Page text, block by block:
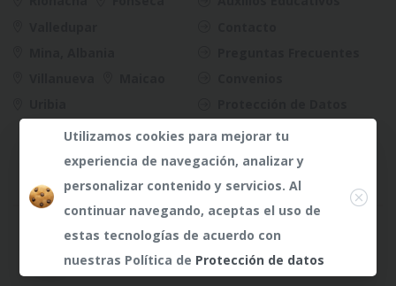
Riesgos
¿Dudas?Any te
atenderá
¿Dudas?Any te
atenderá
Utilizamos cookies para mejorar tu
experiencia de navegación, analizar y
personalizar contenido y servicios. Al
continuar navegando, aceptas el uso de
estas tecnologías de acuerdo con
nuestras Política de Protección de datos
Close